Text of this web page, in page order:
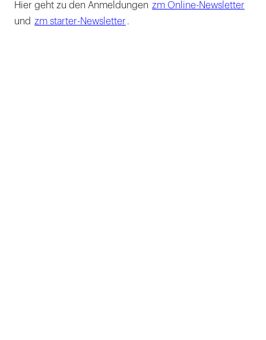
Hier geht zu den Anmeldungen zm Online-Newsletter
und zm starter-Newsletter .